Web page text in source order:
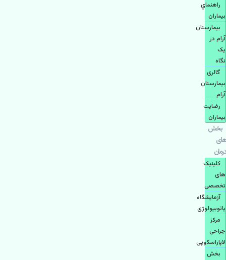
راهنماي
بیماران
بیمارستان
آرام در
یک
نگاه
گالری
بیمارستان
آرام
رضایت
بیماران
بخش
های
درمان
کلینیک
های
تخصصی
آزمایشگاه
پاتوبیولوژی
مرکز
جراحی
لاپاراسکوپی
بخش